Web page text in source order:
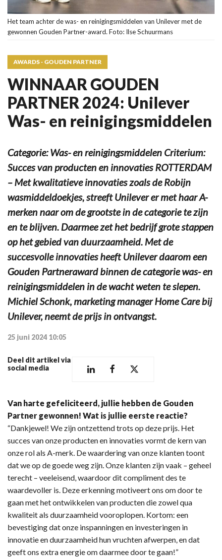
Het team achter de was- en reinigingsmiddelen van Unilever met de
gewonnen Gouden Partner-award. Foto: Ilse Schuurmans
AWARDS - GOUDEN PARTNER
WINNAAR GOUDEN
PARTNER 2024: Unilever
Was- en reinigingsmiddelen
Categorie: Was- en reinigingsmiddelen Criterium:
Succes van producten en innovaties ROTTERDAM
– Met kwalitatieve innovaties zoals de Robijn
wasmiddeldoekjes, streeft Unilever er met haar A-
merken naar om de grootste in de categorie te zijn
en te blijven. Daarmee zet het bedrijf grote stappen
op het gebied van duurzaamheid. Met de
succesvolle innovaties heeft Unilever daarom een
Gouden Partneraward binnen de categorie was- en
reinigingsmiddelen in de wacht weten te slepen.
Michiel Schonk, marketing manager Home Care bij
Unilever, neemt de prijs in ontvangst.
25 juni 2024 10:05
Deel dit artikel via
social media
Van harte gefeliciteerd, jullie hebben de Gouden
Partner gewonnen! Wat is jullie eerste reactie?
“Dankjewel! We zijn ontzettend trots op deze prijs. Het
succes van onze producten en innovaties vormt de kern van
onze rol als A-merk. De waardering van onze klanten toont
dat we op de goede weg zijn. Onze klanten zijn vaak – geheel
terecht – veeleisend, waardoor dit compliment des te
waardevoller is. Deze erkenning motiveert ons om door te
gaan met het ontwikkelen van producten die zowel qua
kwaliteit als duurzaamheid vooroplopen. Kortom: een
bevestiging dat onze inspanningen en investeringen in
innovatie en duurzaamheid hun vruchten afwerpen, en dat
geeft ons extra energie om daarmee door te gaan!”